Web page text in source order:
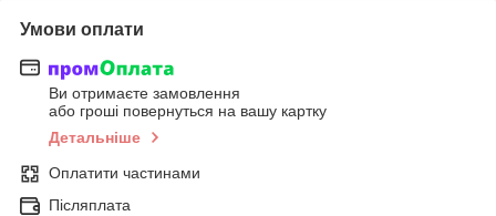
Умови оплати
Ви отримаєте замовлення
або гроші повернуться на вашу картку
Детальніше
Оплатити частинами
Післяплата